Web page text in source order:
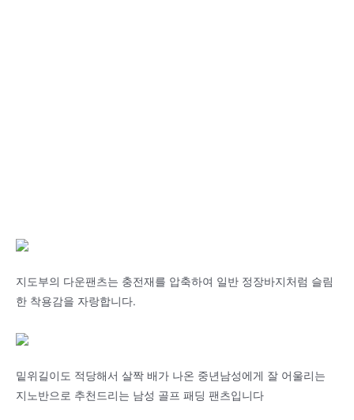
지도부의 다운팬츠는 충전재를 압축하여 일반 정장바지처럼 슬림
한 착용감을 자랑합니다.
밑위길이도 적당해서 살짝 배가 나온 중년남성에게 잘 어울리는
지노반으로 추천드리는 남성 골프 패딩 팬츠입니다